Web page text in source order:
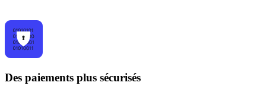
Des paiements plus sécurisés